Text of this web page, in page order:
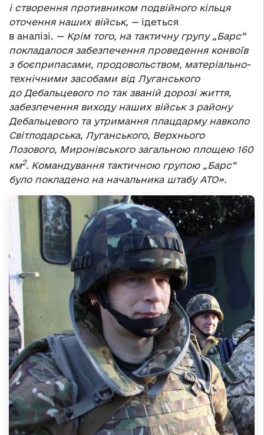
і створення противником подвійного кільця
оточення наших військ, — ідеться
в аналізі. — Крім того, на тактичну групу „Барс“
покладалося забезпечення проведення конвоїв
з боєприпасами, продовольством, матеріально-
технічними засобами від Луганського
до Дебальцевого по так званій дорозі життя,
забезпечення виходу наших військ з району
Дебальцевого та утримання плацдарму навколо
Світлодарська, Луганського, Верхнього
Лозового, Миронівського загальною площею 160
км2. Командування тактичною групою „Барс“
було покладено на начальника штабу АТО».